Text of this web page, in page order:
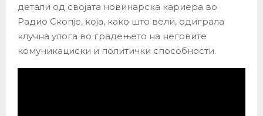
детали од својата новинарска кариера во
Радио Скопје, која, како што вели, одиграла
клучна улога во градењето на неговите
комуникациски и политички способности.